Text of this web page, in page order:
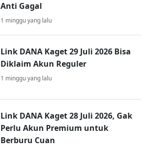
Anti Gagal
1 minggu yang lalu
Link DANA Kaget 29 Juli 2026 Bisa
Diklaim Akun Reguler
1 minggu yang lalu
Link DANA Kaget 28 Juli 2026, Gak
Perlu Akun Premium untuk
Berburu Cuan